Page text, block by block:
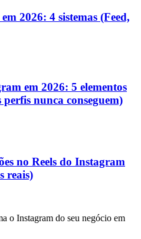
2026: 4 sistemas (Feed,
em 2026: 5 elementos
nunca conseguem)
no Reels do Instagram
reais)
o Instagram do seu negócio em